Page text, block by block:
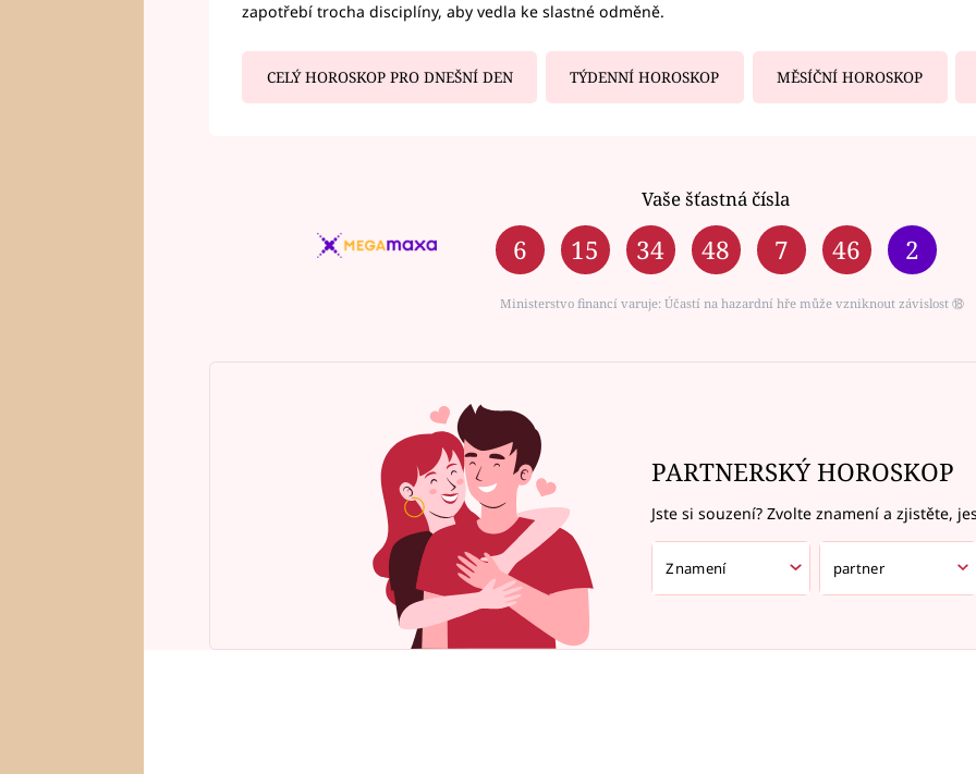
zapotřebí trocha disciplíny, aby vedla ke slastné odměně.
CELÝ HOROSKOP PRO DNEŠNÍ DEN TÝDENNÍ HOROSKOP MĚSÍČNÍ HOROSKOP
Vaše šťastná čísla
6 15 34 48 7 46 2
Ministerstvo financí varuje: Účastí na hazardní hře může vzniknout závislost ⑱
PARTNERSKÝ HOROSKOP
Jste si souzení? Zvolte znamení a zjistěte,